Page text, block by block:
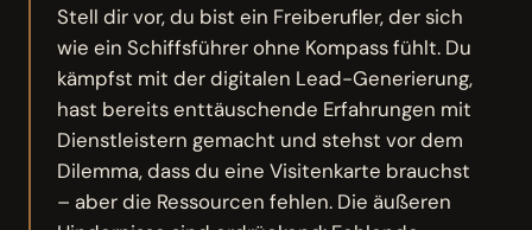
Stell dir vor, du bist ein Freiberufler, der sich
wie ein Schiffsführer ohne Kompass fühlt. Du
kämpfst mit der digitalen Lead-Generierung,
hast bereits enttäuschende Erfahrungen mit
Dienstleistern gemacht und stehst vor dem
Dilemma, dass du eine Visitenkarte brauchst
– aber die Ressourcen fehlen. Die äußeren